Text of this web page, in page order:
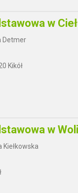
w
Detmer
Kikół
w Woli
Kiełkowska